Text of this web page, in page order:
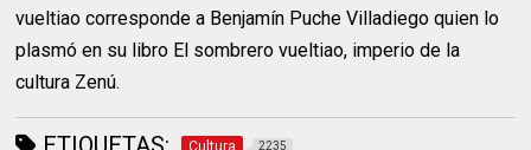
vueltiao corresponde a Benjamín Puche Villadiego quien lo
plasmó en su libro El sombrero vueltiao, imperio de la
cultura Zenú.
2235